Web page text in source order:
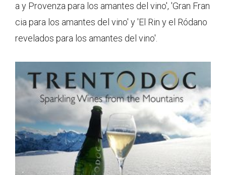
a y Provenza para los amantes del vino', 'Gran Fran
cia para los amantes del vino' y 'El Rin y el Ródano
revelados para los amantes del vino'.